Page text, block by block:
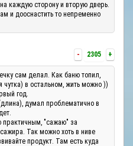
каждую сторону и вторую дверь.
и дооснастить то непременно
- 2305 +
сам делал. Как баню топил,
в остальном, жить можно ))
год.
думал проблематично в
практичным, "сажаю" за
Так можно хоть в ниве
продукт. Там есть куда